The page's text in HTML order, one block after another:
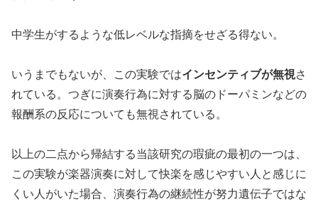
中学生がするような低レベルな指摘をせざる得ない。
いうまでもないが、この実験ではインセンティブが無視さ
れている。つぎに演奏行為に対する脳のドーパミンなどの
報酬系の反応についても無視されている。
以上の二点から帰結する当該研究の瑕疵の最初の一つは、
この実験が楽器演奏に対して快楽を感じやすい人と感じに
くい人がいた場合、演奏行為の継続性が努力遺伝子ではな